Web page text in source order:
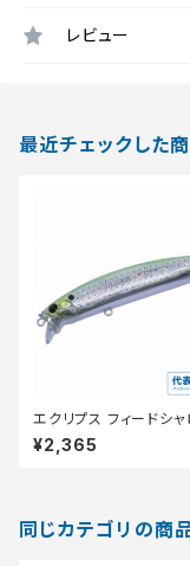
レビュー
最近チェックした
エクリプス フィードシャ
S105
¥2,365
同じカテゴリの商